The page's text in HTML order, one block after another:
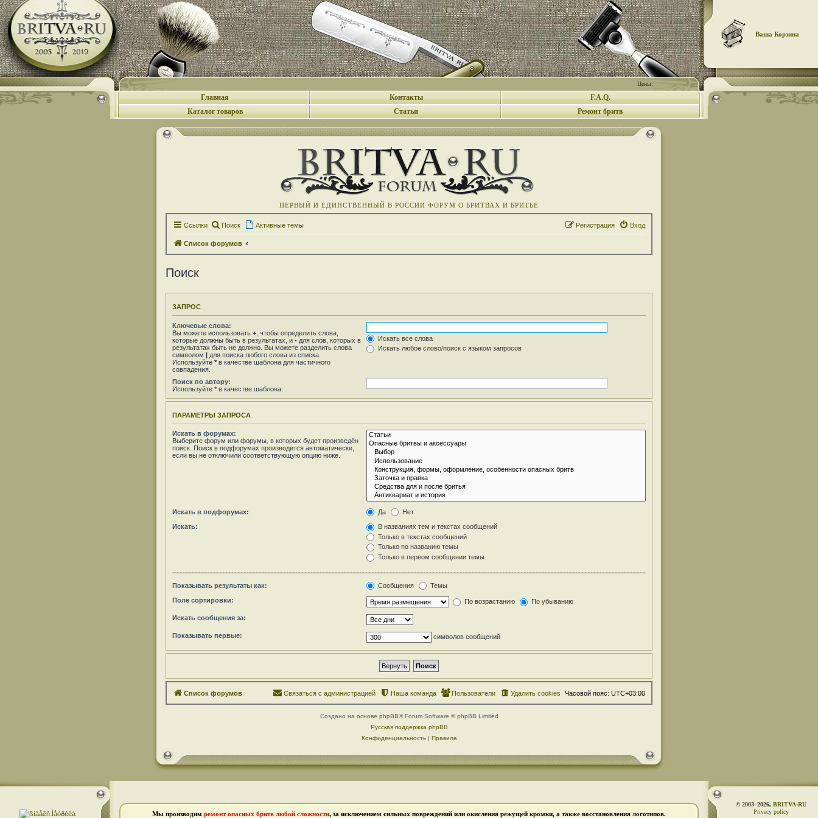
Цены:
Ваша Корзина
Главная Контакты
F.A.Q.
Каталог товаров
Статьи Ремонт бритв
ПЕРВЫЙ И ЕДИНСТВЕННЫЙ В РОССИИ ФОРУМ О БРИТВАХ И БРИТЬЕ
Ссылки Поиск Активные темы Вход
Регистрация
Список форумов
Поиск
ЗАПРОС
Ключевые слова:
Вы можете использовать + , чтобы определить слова,
которые должны быть в результатах, и - для слов, которых в
результатах быть не должно. Вы можете разделить слова
символом | для поиска любого слова из списка.
Используйте * в качестве шаблона для частичного
совпадения.
Искать все слова
Искать любое слово/поиск с языком запросов
Поиск по автору:
Используйте * в качестве шаблона.
ПАРАМЕТРЫ ЗАПРОСА
Искать в форумах:
Выберите форум или форумы, в которых будет произведён
поиск. Поиск в подфорумах производится автоматически,
если вы не отключили соответствующую опцию ниже.
Искать в подфорумах: Да Нет
Искать:
В названиях тем и текстах сообщений
Только в текстах сообщений
Только по названию темы
Только в первом сообщении темы
Показывать результаты как: Сообщения Темы
Поле сортировки: По возрастанию По убыванию
Искать сообщения за:
Показывать первые: символов сообщений
Список форумов Часовой пояс: UTC+03:00
Удалить cookies
Пользователи
Наша команда
Связаться с администрацией
Создано на основе phpBB® Forum Software © phpBB Limited
Русская поддержка phpBB
Конфиденциальность| Правила
Мы производим ремонт опасных бритв любой сложности, за исключением сильных повреждений или окисления режущей кромки, а также восстановления логотипов.
© 2003–2026, BRITVA·RU
Privacy policy